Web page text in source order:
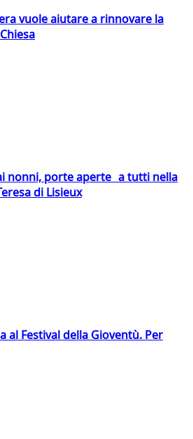
vuole aiutare a rinnovare la
nonni, porte aperte a tutti nella
di Lisieux
al Festival della Gioventù. Per